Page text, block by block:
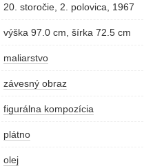
20. storočie, 2. polovica, 1967
výška 97.0 cm, šírka 72.5 cm
maliarstvo
závesný obraz
figurálna kompozícia
plátno
olej